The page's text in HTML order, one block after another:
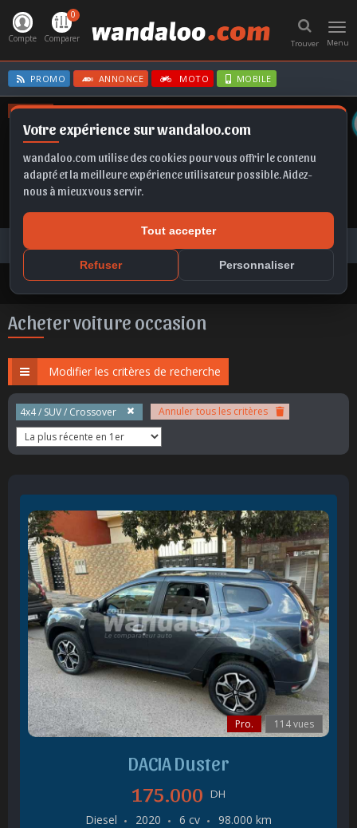
Votre expérience sur wandaloo.com
wandaloo.com utilise des cookies pour vous offrir le contenu
adapté et la meilleure expérience utilisateur possible. Aidez-
nous à mieux vous servir.
Tout accepter
Refuser Personnaliser
Menu
Trouver
Compte
0
Comparer
PROMO ANNONCE MOTO MOBILE
OFFRES
KAMIQ CLIO E-TECH
Voiture Occasion Maroc
Toutes les annonces
Acheter voiture occasion au Maroc
Acheter voiture occasion
Modifier les critères de recherche
4x4 / SUV / Crossover Annuler tous les critères
Pro. 114 vues
DACIA Duster
175.000 DH
Diesel 2020 6 cv 98.000 km